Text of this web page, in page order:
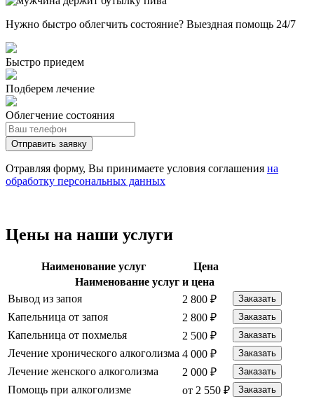
Нужно быстро облегчить состояние? Выездная помощь 24/7
Быстро приедем
Подберем лечение
Облегчение состояния
Отправить заявку
Отравляя форму, Вы принимаете условия соглашения на
обработку персональных данных
Цены на наши услуги
Наименование услуг
Цена
Наименование услуг и цена
Вывод из запоя
2 800 ₽ Заказать
Капельница от запоя 2 800 ₽ Заказать
Капельница от похмелья 2 500 ₽ Заказать
Лечение хронического алкоголизма 4 000 ₽ Заказать
Лечение женского алкоголизма 2 000 ₽ Заказать
Помощь при алкоголизме от 2 550 ₽ Заказать